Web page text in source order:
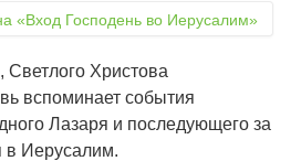
Христова
вспоминает события
Лазаря и последующего за
в Иерусалим.